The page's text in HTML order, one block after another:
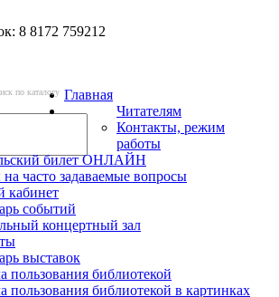
8 8172 759212
по каталогу Главная
Читателям
Контакты, режим
работы
билет ОНЛАЙН
часто задаваемые вопросы
кабинет
событий
концертный зал
выставок
пользования библиотекой
пользования библиотекой в картинках